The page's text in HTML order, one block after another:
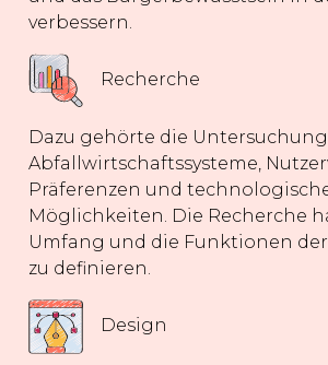
verbessern.
Recherche
Dazu gehörte die
Abfallwirtschaftssysteme,
Präferenzen und
Möglichkeiten. Die Recherche
Umfang und die Funktionen
zu definieren.
Design